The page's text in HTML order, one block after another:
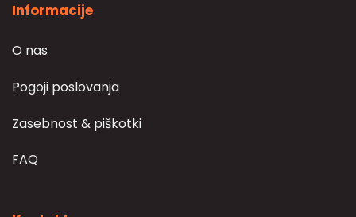
Informacije
O nas
Pogoji poslovanja
Zasebnost & piškotki
FAQ